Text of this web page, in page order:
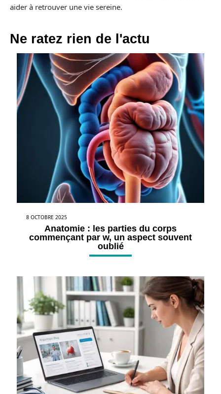
aider à retrouver une vie sereine.
Ne ratez rien de l'actu
8 OCTOBRE 2025
Anatomie : les parties du corps
commençant par w, un aspect souvent
oublié